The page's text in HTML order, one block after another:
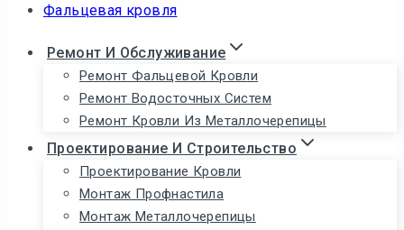
Фальцевая кровля
Ремонт И Обслуживание
Ремонт Фальцевой Кровли
Ремонт Водосточных Систем
Ремонт Кровли Из Металлочерепицы
Проектирование И Строительство
Проектирование Кровли
Монтаж Профнастила
Монтаж Металлочерепицы